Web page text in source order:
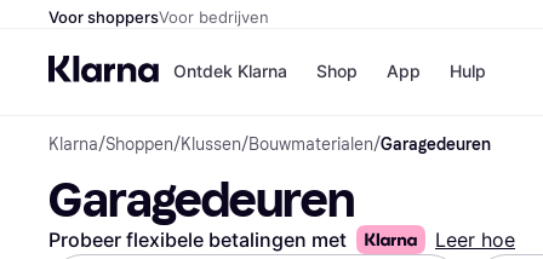
Voor shoppersVoor bedrijven
Ontdek Klarna Shop
Winkels
H&M
App Hulp
Klarna/Shoppen/Klussen/Bouwmaterialen/Garagedeuren
Garagedeuren
Probeer flexibele betalingen met Leer hoe